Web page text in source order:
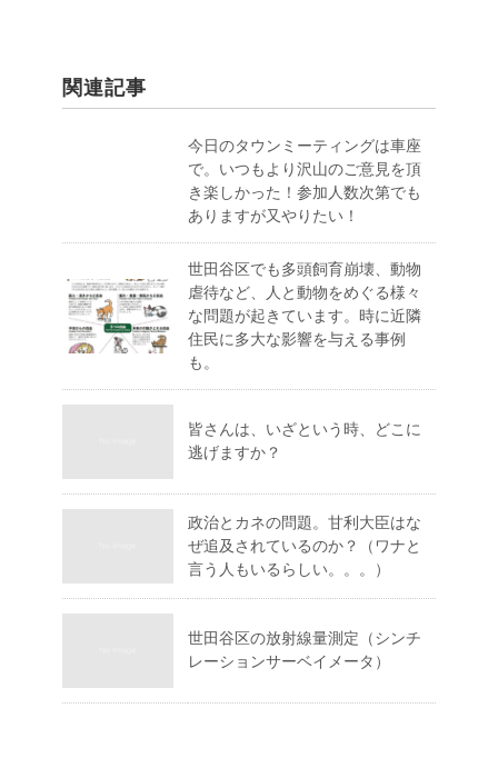
関連記事
今日のタウンミーティングは車座
で。いつもより沢山のご意見を頂
き楽しかった！参加人数次第でも
ありますが又やりたい！
世田谷区でも多頭飼育崩壊、動物
虐待など、人と動物をめぐる様々
な問題が起きています。時に近隣
住民に多大な影響を与える事例
も。
皆さんは、いざという時、どこに
逃げますか？
政治とカネの問題。甘利大臣はな
ぜ追及されているのか？（ワナと
言う人もいるらしい。。。）
世田谷区の放射線量測定（シンチ
レーションサーベイメータ）